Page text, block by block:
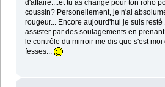
d'affaire....et tu as changé pour ton roho
coussin? Personellement, je n'ai
rougeur... Encore aujourd'hui je suis
assister par des soulagements en
le contrôle du mirroir me dis que s'est
fesses...